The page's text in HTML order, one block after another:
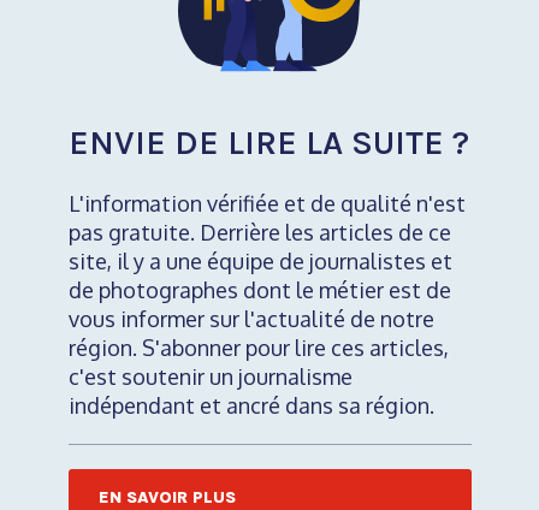
ENVIE DE LIRE LA SUITE ?
L'information vérifiée et de qualité n'est
pas gratuite. Derrière les articles de ce
site, il y a une équipe de journalistes et
de photographes dont le métier est de
vous informer sur l'actualité de notre
région. S'abonner pour lire ces articles,
c'est soutenir un journalisme
indépendant et ancré dans sa région.
EN SAVOIR PLUS